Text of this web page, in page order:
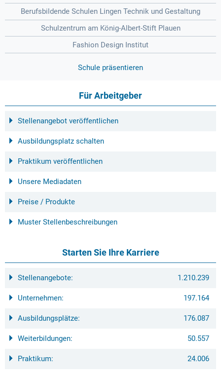
Berufsbildende Schulen Lingen Technik und Gestaltung
Schulzentrum am König-Albert-Stift Plauen
Fashion Design Institut
Schule präsentieren
Für Arbeitgeber
Stellenangebot veröffentlichen
Ausbildungsplatz schalten
Praktikum veröffentlichen
Unsere Mediadaten
Preise / Produkte
Muster Stellenbeschreibungen
Starten Sie Ihre Karriere
Stellenangebote: 1.210.239
Unternehmen: 197.164
Ausbildungsplätze: 176.087
Weiterbildungen: 50.557
Praktikum: 24.006